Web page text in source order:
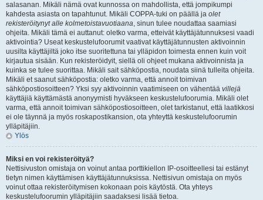
salasanan. Mikäli nämä ovat kunnossa on mahdollista, että jompikumpi
kahdesta asiasta on tapahtunut. Mikäli COPPA-tuki on päällä ja olet
rekisteröitynyt alle kolmetoistavuotiaana, sinun tulee noudattaa saamiasi
ohjeita. Mikäli tämä ei auttanut: oletko varma, etteivät käyttäjätunnuksesi vaadi
aktivointia? Useat keskustelufoorumit vaativat käyttäjätunnusten aktivoinnin
uusilta käyttäjiltä joko itse suoritettuna tai ylläpidon toimesta ennen kuin voit
kirjautua sisään. Kun rekisteröidyit, siellä oli ohjeet mukana aktivoinnista ja
kuinka se tulee suorittaa. Mikäli sait sähköpostia, noudata siinä tulleita ohjeita.
Mikäli et saanut sähköpostia: oletko varma, että annoit toimivan
sähköpostiosoitteen? Yksi syy aktivoinnin vaatimiseen on vähentää villejä
käyttäjiä käyttämästä anonyymisti hyväkseen keskustelufoorumia. Mikäli olet
varma, että annoit toimivan sähköpostiosoitteen, olet tarkistanut, että laatikkosi
ei ole täynnä ja myös roskapostikansion, ota yhteyttä keskustelufoorumin
ylläpitäjiin.
Ylös
Miksi en voi rekisteröityä?
Nettisivuston omistaja on voinut antaa porttikiellon IP-osoitteellesi tai estänyt
tietyn nimen käyttämisen käyttäjätunnuksissa. Nettisivun omistaja on myös
voinut ottaa rekisteröitymisen kokonaan pois käytöstä. Ota yhteys
keskustelufoorumin ylläpitäjiin saadaksesi lisää tietoa.